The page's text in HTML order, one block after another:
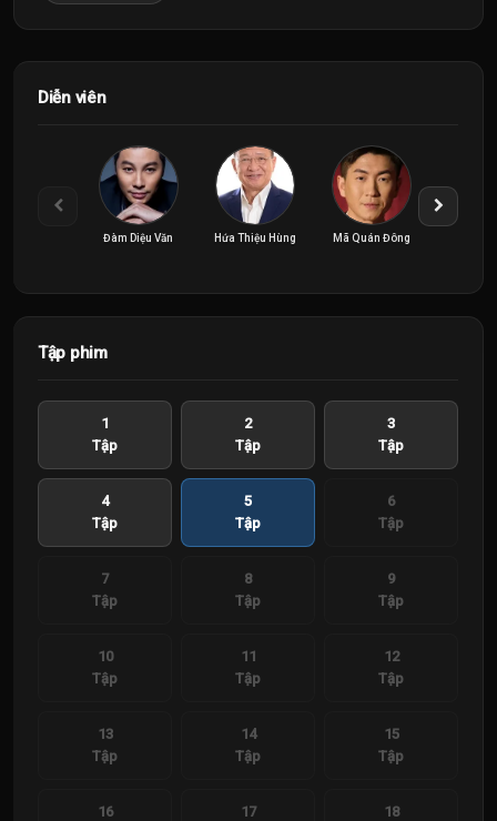
Diễn viên
Đàm Diệu Văn Hứa Thiệu Hùng Mã Quán Đông
Tập phim
1
Tập
2
Tập
3
Tập
4
Tập
5
Tập
6
Tập
7
Tập
8
Tập
9
Tập
10
Tập
11
Tập
12
Tập
13
Tập
14
Tập
15
Tập
16
17
18